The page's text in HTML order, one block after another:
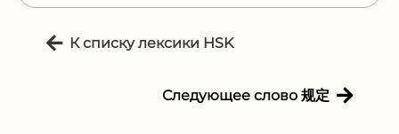
К списку лексики HSK
Следующее слово 规定